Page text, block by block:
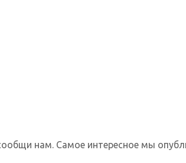
нам. Самое интересное мы